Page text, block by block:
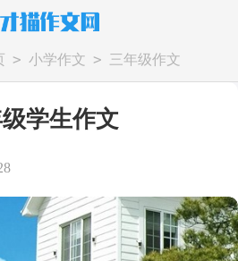
> 小学作文 > 三年级作文
学生作文